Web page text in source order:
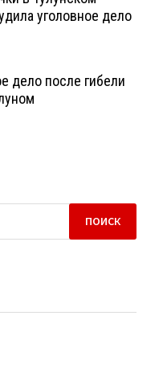
уголовное дело
дело после гибели